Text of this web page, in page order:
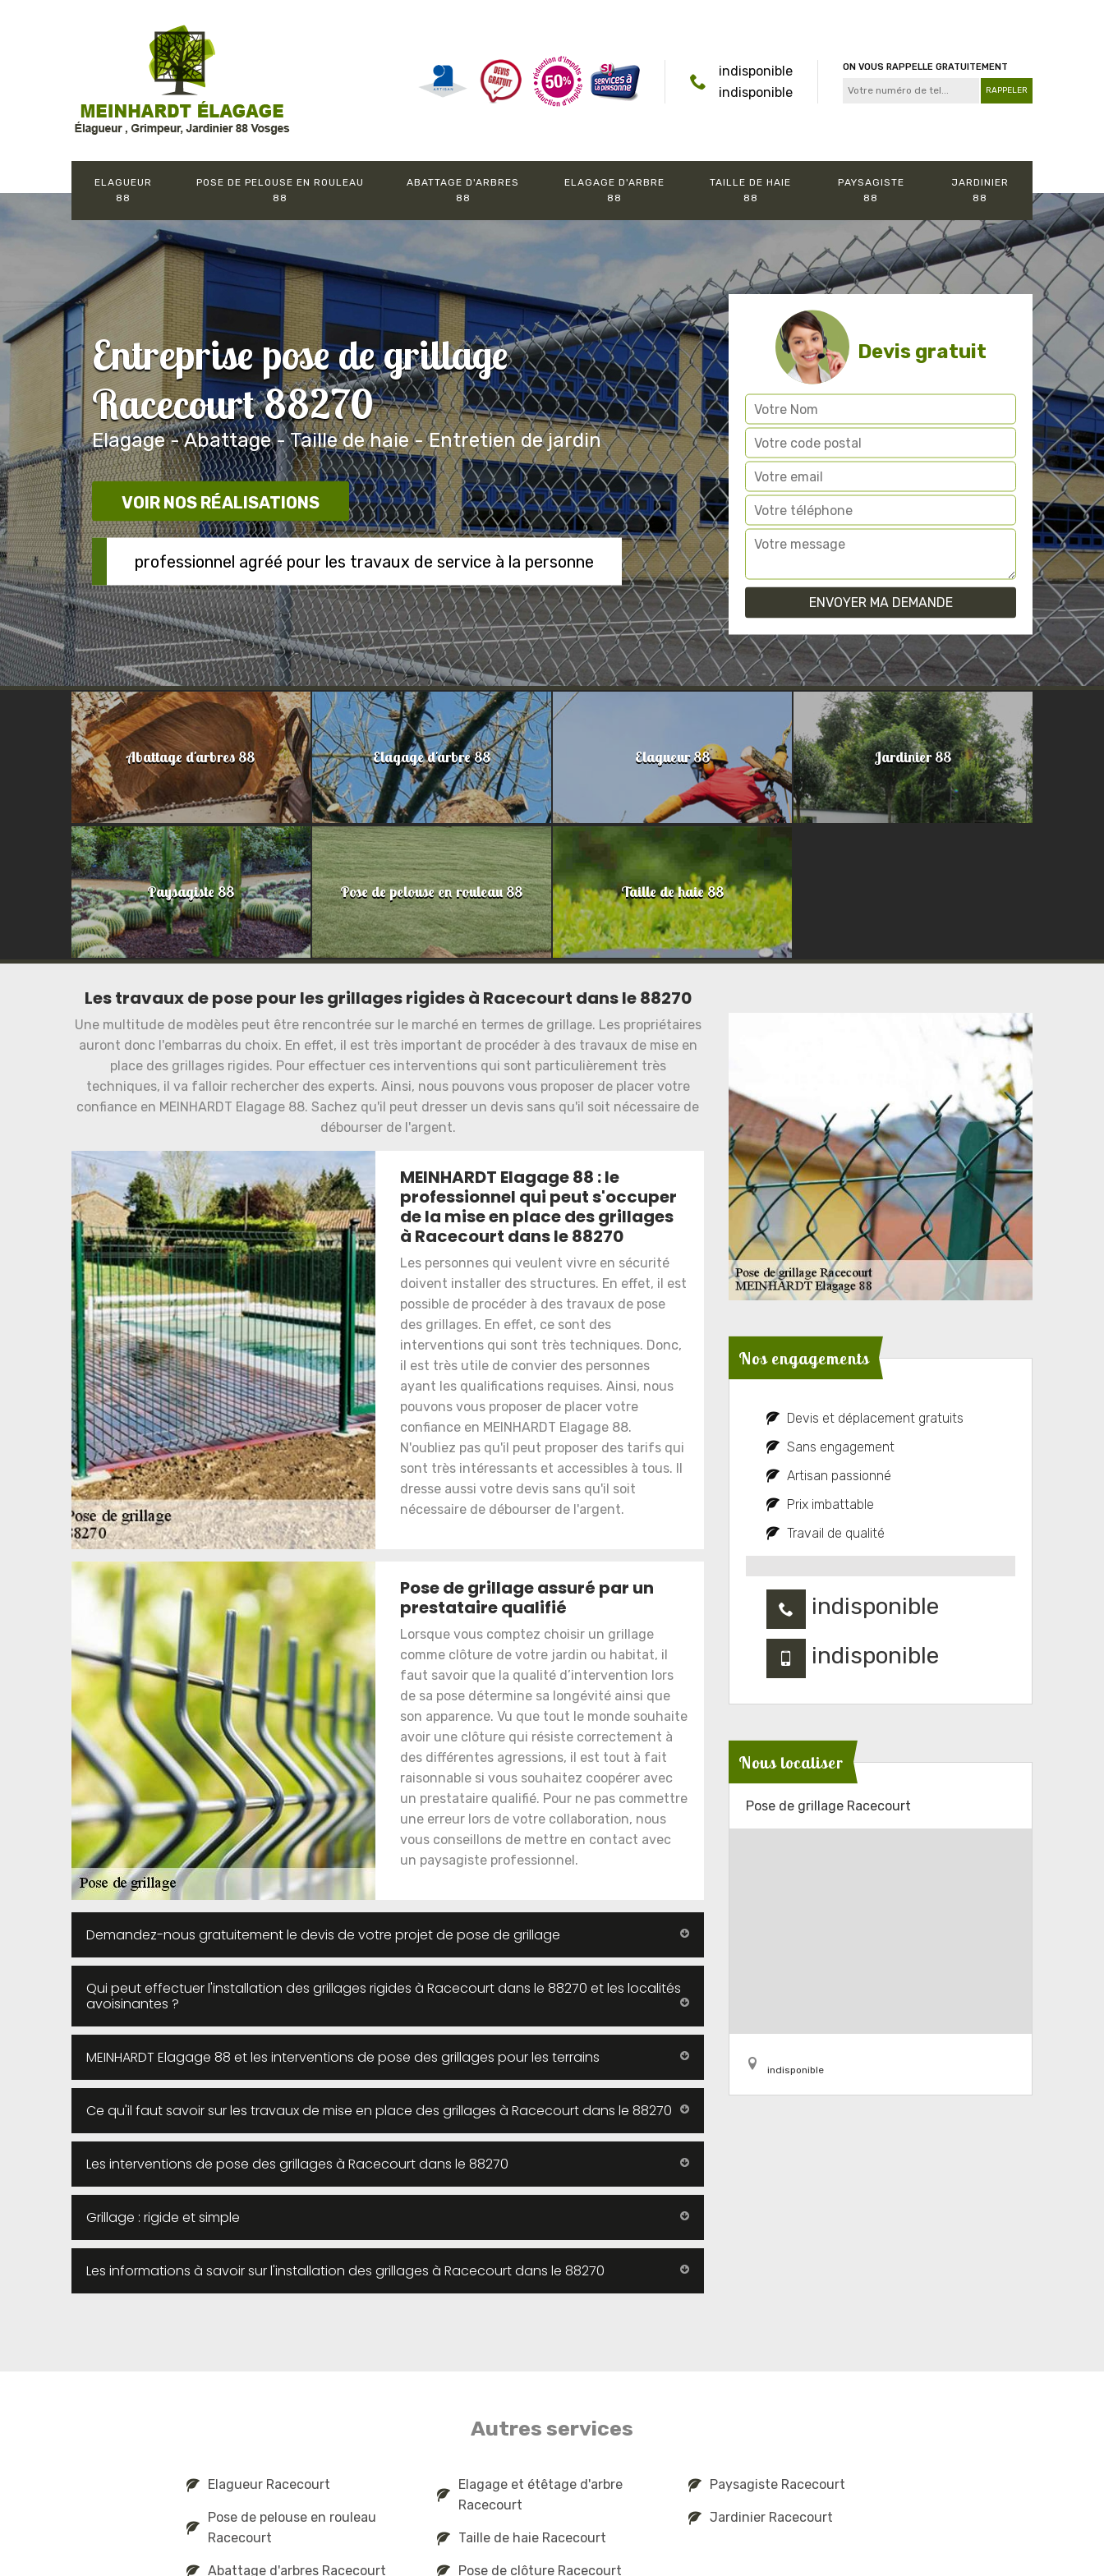
indisponible
indisponible
ON VOUS RAPPELLE GRATUITEMENT
ELAGUEUR
88
POSE DE PELOUSE EN ROULEAU
88
ABATTAGE D'ARBRES
88
ELAGAGE D'ARBRE
88
TAILLE DE HAIE
88
PAYSAGISTE
88
JARDINIER
88
Entreprise pose de grillage
Racecourt 88270
Elagage - Abattage - Taille de haie - Entretien de jardin
VOIR NOS RÉALISATIONS
professionnel agréé pour les travaux de service à la personne
Devis gratuit
Abattage d'arbres 88 Elagage d'arbre 88 Elagueur 88 Jardinier 88
Paysagiste 88 Pose de pelouse en rouleau 88 Taille de haie 88
Les travaux de pose pour les grillages rigides à Racecourt dans le 88270
Une multitude de modèles peut être rencontrée sur le marché en termes de grillage. Les propriétaires
auront donc l'embarras du choix. En effet, il est très important de procéder à des travaux de mise en
place des grillages rigides. Pour effectuer ces interventions qui sont particulièrement très
techniques, il va falloir rechercher des experts. Ainsi, nous pouvons vous proposer de placer votre
confiance en MEINHARDT Elagage 88. Sachez qu'il peut dresser un devis sans qu'il soit nécessaire de
débourser de l'argent.
MEINHARDT Elagage 88 : le
professionnel qui peut s'occuper
de la mise en place des grillages
à Racecourt dans le 88270
Les personnes qui veulent vivre en sécurité
doivent installer des structures. En effet, il est
possible de procéder à des travaux de pose
des grillages. En effet, ce sont des
interventions qui sont très techniques. Donc,
il est très utile de convier des personnes
ayant les qualifications requises. Ainsi, nous
pouvons vous proposer de placer votre
confiance en MEINHARDT Elagage 88.
N'oubliez pas qu'il peut proposer des tarifs qui
sont très intéressants et accessibles à tous. Il
dresse aussi votre devis sans qu'il soit
nécessaire de débourser de l'argent.
Pose de grillage assuré par un
prestataire qualifié
Lorsque vous comptez choisir un grillage
comme clôture de votre jardin ou habitat, il
faut savoir que la qualité d’intervention lors
de sa pose détermine sa longévité ainsi que
son apparence. Vu que tout le monde souhaite
avoir une clôture qui résiste correctement à
des différentes agressions, il est tout à fait
raisonnable si vous souhaitez coopérer avec
un prestataire qualifié. Pour ne pas commettre
une erreur lors de votre collaboration, nous
vous conseillons de mettre en contact avec
un paysagiste professionnel.
Demandez-nous gratuitement le devis de votre projet de pose de grillage
Qui peut effectuer l'installation des grillages rigides à Racecourt dans le 88270 et les localités
avoisinantes ?
MEINHARDT Elagage 88 et les interventions de pose des grillages pour les terrains
Ce qu'il faut savoir sur les travaux de mise en place des grillages à Racecourt dans le 88270
Les interventions de pose des grillages à Racecourt dans le 88270
Grillage : rigide et simple
Les informations à savoir sur l'installation des grillages à Racecourt dans le 88270
Nos engagements
Devis et déplacement gratuits
Sans engagement
Artisan passionné
Prix imbattable
Travail de qualité
indisponible
indisponible
Nous localiser
Pose de grillage Racecourt
indisponible
Autres services
Elagueur Racecourt
Pose de pelouse en rouleau
Racecourt
Abattage d'arbres Racecourt
Elagage et étêtage d'arbre
Racecourt
Taille de haie Racecourt
Pose de clôture Racecourt
Paysagiste Racecourt
Jardinier Racecourt